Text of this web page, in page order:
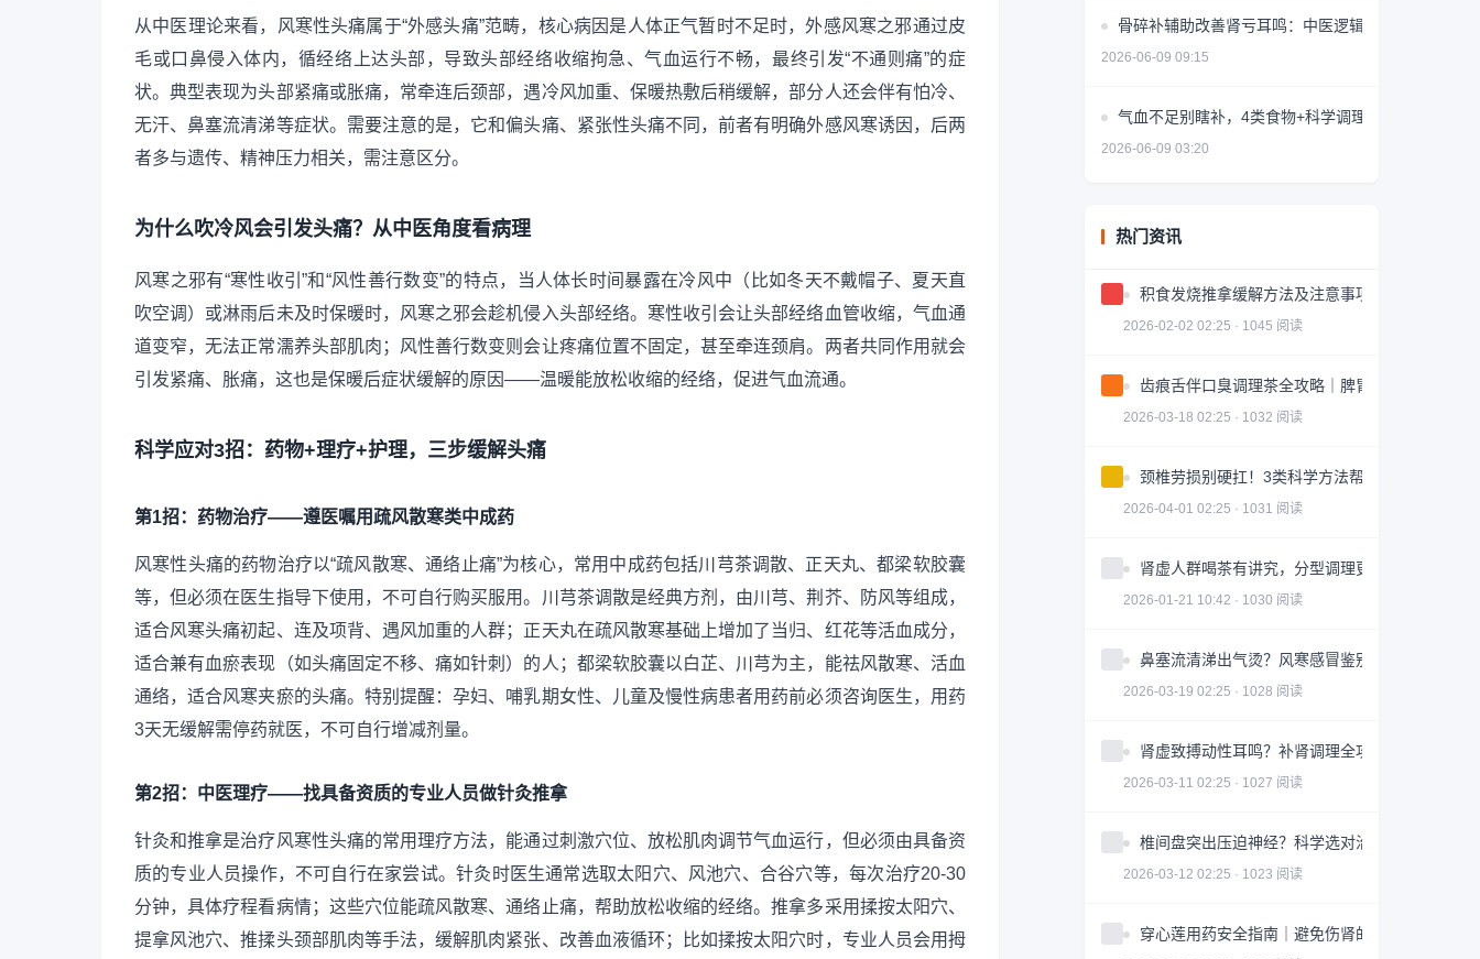
从中医理论来看，风寒性头痛属于“外感头痛”范畴，核心病因是人体正气暂时不足时，外感风寒之邪通过皮
毛或口鼻侵入体内，循经络上达头部，导致头部经络收缩拘急、气血运行不畅，最终引发“不通则痛”的症
状。典型表现为头部紧痛或胀痛，常牵连后颈部，遇冷风加重、保暖热敷后稍缓解，部分人还会伴有怕冷、
无汗、鼻塞流清涕等症状。需要注意的是，它和偏头痛、紧张性头痛不同，前者有明确外感风寒诱因，后两
者多与遗传、精神压力相关，需注意区分。
为什么吹冷风会引发头痛？从中医角度看病理
风寒之邪有“寒性收引”和“风性善行数变”的特点，当人体长时间暴露在冷风中（比如冬天不戴帽子、夏天直
吹空调）或淋雨后未及时保暖时，风寒之邪会趁机侵入头部经络。寒性收引会让头部经络血管收缩，气血通
道变窄，无法正常濡养头部肌肉；风性善行数变则会让疼痛位置不固定，甚至牵连颈肩。两者共同作用就会
引发紧痛、胀痛，这也是保暖后症状缓解的原因——温暖能放松收缩的经络，促进气血流通。
科学应对3招：药物+理疗+护理，三步缓解头痛
第1招：药物治疗——遵医嘱用疏风散寒类中成药
风寒性头痛的药物治疗以“疏风散寒、通络止痛”为核心，常用中成药包括川芎茶调散、正天丸、都梁软胶囊
等，但必须在医生指导下使用，不可自行购买服用。川芎茶调散是经典方剂，由川芎、荆芥、防风等组成，
适合风寒头痛初起、连及项背、遇风加重的人群；正天丸在疏风散寒基础上增加了当归、红花等活血成分，
适合兼有血瘀表现（如头痛固定不移、痛如针刺）的人；都梁软胶囊以白芷、川芎为主，能祛风散寒、活血
通络，适合风寒夹瘀的头痛。特别提醒：孕妇、哺乳期女性、儿童及慢性病患者用药前必须咨询医生，用药
3天无缓解需停药就医，不可自行增减剂量。
第2招：中医理疗——找具备资质的专业人员做针灸推拿
针灸和推拿是治疗风寒性头痛的常用理疗方法，能通过刺激穴位、放松肌肉调节气血运行，但必须由具备资
质的专业人员操作，不可自行在家尝试。针灸时医生通常选取太阳穴、风池穴、合谷穴等，每次治疗20-30
分钟，具体疗程看病情；这些穴位能疏风散寒、通络止痛，帮助放松收缩的经络。推拿多采用揉按太阳穴、
提拿风池穴、推揉头颈部肌肉等手法，缓解肌肉紧张、改善血液循环；比如揉按太阳穴时，专业人员会用拇
骨碎补辅助改善肾亏耳鸣：中医逻辑与使用指南
2026-06-09 09:15
气血不足别瞎补，4类食物+科学调理指南
2026-06-09 03:20
热门资讯
积食发烧推拿缓解方法及注意事项
2026-02-02 02:25 · 1045 阅读
齿痕舌伴口臭调理茶全攻略｜脾胃健康轻松掌握
2026-03-18 02:25 · 1032 阅读
颈椎劳损别硬扛！3类科学方法帮你轻松缓解｜实
2026-04-01 02:25 · 1031 阅读
肾虚人群喝茶有讲究，分型调理更有效
2026-01-21 10:42 · 1030 阅读
鼻塞流清涕出气烫？风寒感冒鉴别指南全攻略
2026-03-19 02:25 · 1028 阅读
肾虚致搏动性耳鸣？补肾调理全攻略｜实用指南
2026-03-11 02:25 · 1027 阅读
椎间盘突出压迫神经？科学选对治疗方案全攻略
2026-03-12 02:25 · 1023 阅读
穿心莲用药安全指南｜避免伤肾的3大关键因素